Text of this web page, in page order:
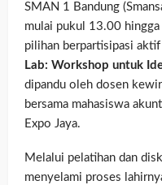
SMAN 1 Bandung
mulai pukul 13.00
pilihan berpartisipasi
Lab: Workshop untuk
dipandu oleh dosen
bersama mahasiswa
Expo Jaya.
Melalui pelatihan dan
menyelami proses